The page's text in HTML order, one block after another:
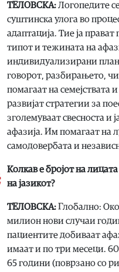
ТЕЛОВСКА:Логопедите
суштинска улога во
адаптација. Тие ја
типот и тежината на
индивидуализирани
говорот, разбирањето,
помагаат на семејствата
развијат стратегии за
зголемуваат свесноста и
афазија. Им помагаат на
самодовербата и
Колкав е бројот на
на јазикот?
ТЕЛОВСКА:Глобално:
милион нови случаи
пациентите добиваат
имаат и по три месеци.
65 години (поврзано со